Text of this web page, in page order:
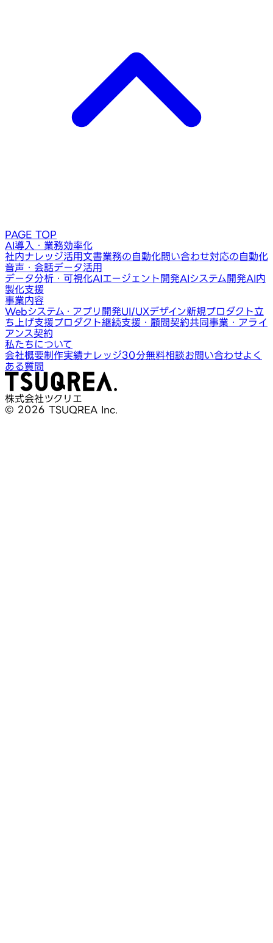
PAGE TOP
AI導入・業務効率化
社内ナレッジ活用文書業務の自動化問い合わせ対応の自動化
音声・会話データ活用
データ分析・可視化AIエージェント開発AIシステム開発AI内
製化支援
事業内容
Webシステム・アプリ開発UI/UXデザイン新規プロダクト立
ち上げ支援プロダクト継続支援・顧問契約共同事業・アライ
アンス契約
私たちについて
会社概要制作実績ナレッジ30分無料相談お問い合わせよく
ある質問
株式会社ツクリエ
© 2026 TSUQREA Inc.